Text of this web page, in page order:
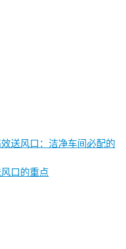
送风口：洁净车间必配的
口的重点